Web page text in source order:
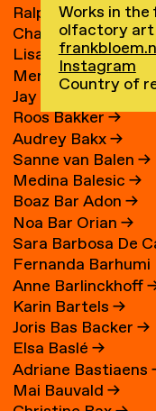
Ralph Bakker→
Charlie Bakker→
Lisa Bakker→
Merel Bakker→
Jay Bakker
Roos Bakker→
Audrey Bakx→
Sanne van Balen→
Medina Balesic→
Boaz Bar Adon→
Noa Bar Orian→
Sara Barbosa De
→
Fernanda Barhumi
Martínez
Anne Barlinckhoff
Karin Bartels→
Joris Bas Backer→
Elsa Baslé→
Adriane Bastiaens
Mai Bauvald→
Works in
olfactory art
Instagram
Country of